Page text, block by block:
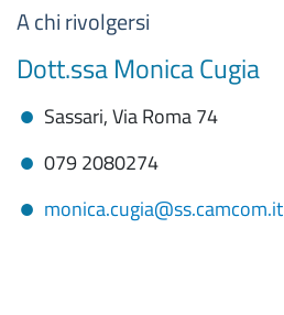
A chi rivolgersi
Dott.ssa Monica Cugia
Sassari, Via Roma 74
079 2080274
monica.cugia@ss.camcom.it